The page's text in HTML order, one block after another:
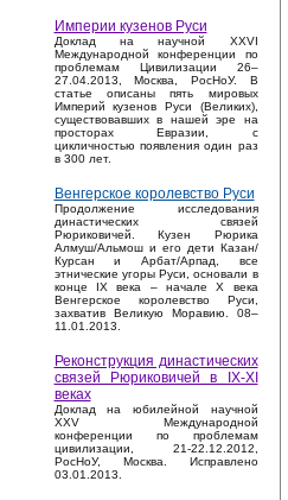
Империи кузенов Руси
Доклад на научной XXVI
Международной конференции по
проблемам Цивилизации 26–
27.04.2013, Москва, РосНоУ. В
статье описаны пять мировых
Империй кузенов Руси (Великих),
существовавших в нашей эре на
просторах Евразии, с
цикличностью появления один раз
в 300 лет.
Венгерское королевство Руси
Продолжение исследования
династических связей
Рюриковичей. Кузен Рюрика
Алмуш/Альмош и его дети Казан/
Курсан и Арбат/Арпад, все
этнические угоры Руси, основали в
конце IX века – начале X века
Венгерское королевство Руси,
захватив Великую Моравию. 08–
11.01.2013.
Реконструкция династических
связей Рюриковичей в IX-XI
веках
Доклад на юбилейной научной
XXV Международной
конференции по проблемам
цивилизации, 21-22.12.2012,
РосНоУ, Москва. Исправлено
03.01.2013.